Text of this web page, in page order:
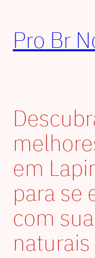
conteúdo
Pro Br
em
para se
com
naturais